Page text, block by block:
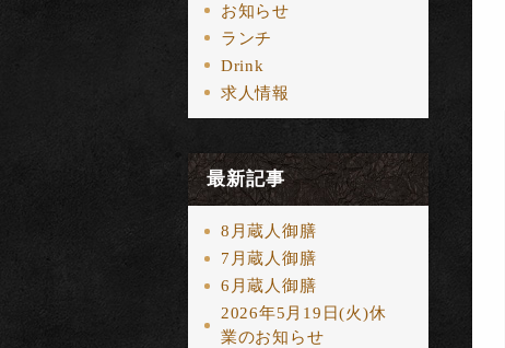
お知らせ
ランチ
Drink
求人情報
最新記事
8月蔵人御膳
7月蔵人御膳
6月蔵人御膳
2026年5月19日(火)休
業のお知らせ